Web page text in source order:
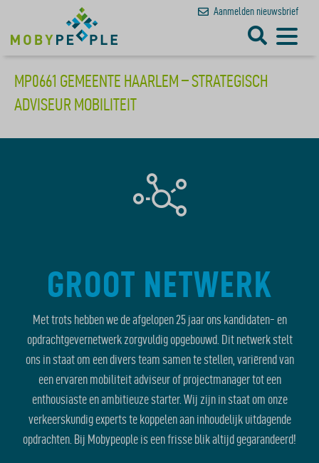
Aanmelden nieuwsbrief
MP0661 GEMEENTE HAARLEM – STRATEGISCH
ADVISEUR MOBILITEIT
GROOT NETWERK
Met trots hebben we de afgelopen 25 jaar ons kandidaten- en
opdrachtgevernetwerk zorgvuldig opgebouwd. Dit netwerk stelt
ons in staat om een divers team samen te stellen, variërend van
een ervaren mobiliteit adviseur of projectmanager tot een
enthousiaste en ambitieuze starter. Wij zijn in staat om onze
verkeerskundig experts te koppelen aan inhoudelijk uitdagende
opdrachten. Bij Mobypeople is een frisse blik altijd gegarandeerd!